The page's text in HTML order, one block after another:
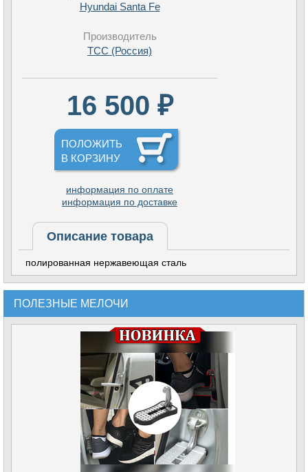
Hyundai Santa Fe
Производитель
TCC (Россия)
16 500 ₽
ПОЛОЖИТЬ
В КОРЗИНУ
информация по оплате
информация по доставке
Описание товара
полированная нержавеющая сталь
ПОЛЕЗНЫЕ МЕЛОЧИ